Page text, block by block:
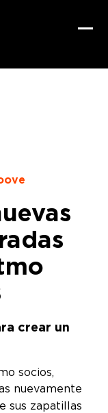
crear un
socios,
nuevamente
sus zapatillas